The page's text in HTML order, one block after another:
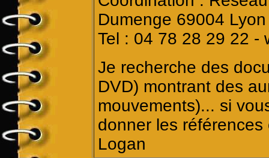
Dumenge 69004 Lyon
Tel : 04 78 28 29 22 -
Je recherche des
DVD) montrant des
mouvements)... si
donner les
Logan